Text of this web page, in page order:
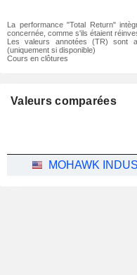
La performance "Total Return"
concernée, comme s'ils étaient
Les valeurs annotées (TR) sont
(uniquement si disponible)
Cours en clôtures
Valeurs comparées